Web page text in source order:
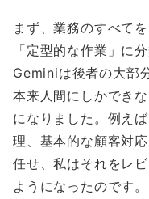
まず、業務のすべて
「定型的な作業」に
Geminiは後者の大部
本来人間にしかでき
になりました。例え
理、基本的な顧客対
任せ、私はそれをレ
ようになったのです。